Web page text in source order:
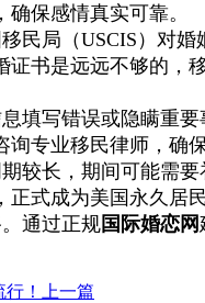
保感情真实可靠。
民局（USCIS）对
书是远远不够的
填写错误或隐瞒重
专业移民律师，确
较长，期间可能需
，正式成为美国永久居民
通过正规国际婚恋网
！
上一篇